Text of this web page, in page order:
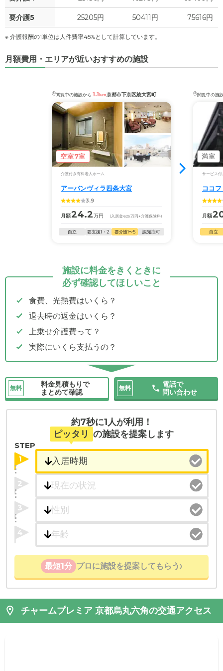
介護保険料 -
要介護5 25205円 50411円 75616円
※ 介護報酬の1単位は人件費率45%として計算しています。
月額費用・エリアが近いおすすめの施設
閲覧中の施設から 1.1km京都市下京区綾大宮町
空室7室
介護付き有料老人ホーム
アーバンヴィラ四条大宮
3.9
月額24.2万円 (入居金625万円 +介護保険料)
自立 要支援1・2 要介護1〜5 認知症可
閲覧中の施
満室
サービス付
ココ
月額
自立
施設に料金をきくときに
必ず確認してほしいこと
食費、光熱費はいくら？
退去時の返金はいくら？
上乗せ介護費って？
実際にいくら支払うの？
無料
料金見積もりで
まとめて確認
無料
電話で
問い合わせ
約7秒に1人が利用！
ピッタリ の施設を提案します
STEP
1
2
3
4
最短1分 プロに施設を提案してもらう
チャームプレミア 京都烏丸六角の交通アクセス